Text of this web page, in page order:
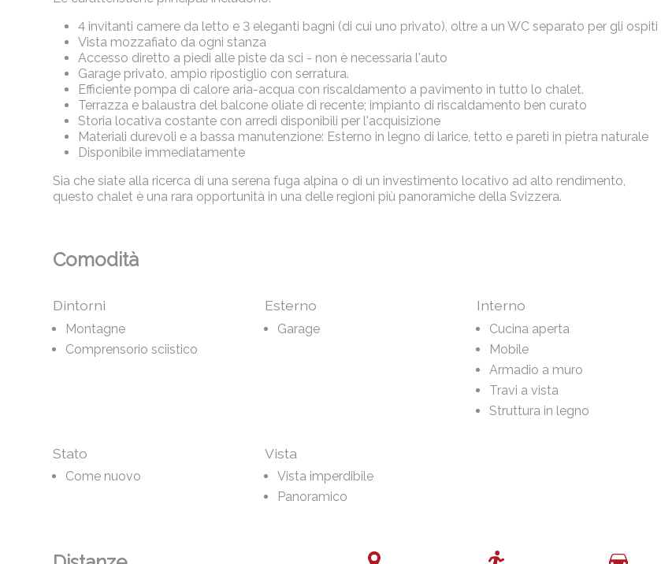
4 invitanti camere da letto e 3 eleganti bagni (di cui uno privato), oltre a un WC separato per gli ospiti
Vista mozzafiato da ogni stanza
Accesso diretto a piedi alle piste da sci - non è necessaria l'auto
Garage privato, ampio ripostiglio con serratura.
Efficiente pompa di calore aria-acqua con riscaldamento a pavimento in tutto lo chalet.
Terrazza e balaustra del balcone oliate di recente; impianto di riscaldamento ben curato
Storia locativa costante con arredi disponibili per l'acquisizione
Materiali durevoli e a bassa manutenzione: Esterno in legno di larice, tetto e pareti in pietra naturale
Disponibile immediatamente
Sia che siate alla ricerca di una serena fuga alpina o di un investimento locativo ad alto rendimento,
questo chalet è una rara opportunità in una delle regioni più panoramiche della Svizzera.
Comodità
Dintorni
Montagne
Comprensorio sciistico
Esterno
Garage
Interno
Cucina aperta
Mobile
Armadio a muro
Travi a vista
Struttura in legno
Stato
Come nuovo
Vista
Vista imperdibile
Panoramico